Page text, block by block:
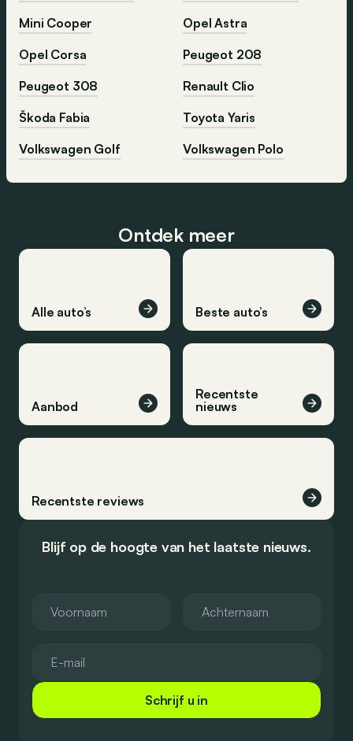
Mini Cooper
Opel Astra
Opel Corsa
Peugeot 208
Peugeot 308
Renault Clio
Škoda Fabia
Toyota Yaris
Volkswagen Golf
Volkswagen Polo
Ontdek meer
Alle auto’s Beste auto’s
Aanbod
Recentste
nieuws
Recentste reviews
Blijf op de hoogte van het laatste nieuws.
Schrijf u in